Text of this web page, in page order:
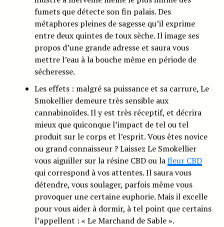
fumets que détecte son fin palais. Des
métaphores pleines de sagesse qu’il exprime
entre deux quintes de toux sèche. Il image ses
propos d’une grande adresse et saura vous
mettre l’eau à la bouche même en période de
sécheresse.
Les effets : malgré sa puissance et sa carrure, Le
Smokellier demeure très sensible aux
cannabinoïdes. Il y est très réceptif, et décrira
mieux que quiconque l’impact de tel ou tel
produit sur le corps et l’esprit. Vous êtes novice
ou grand connaisseur ? Laissez Le Smokellier
vous aiguiller sur la résine CBD ou lafleur CBD
qui correspond à vos attentes. Il saura vous
détendre, vous soulager, parfois même vous
provoquer une certaine euphorie. Mais il excelle
pour vous aider à dormir, à tel point que certains
l’appellent : « Le Marchand de Sable ».